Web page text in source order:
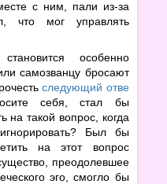
с ним, пали из-за
что мог управлять
особенно
самозванцу бросают
следующий отве
себя, стал бы
на такой вопрос, когда
Был бы
на этот вопрос
преодолевшее
эго, смогло бы